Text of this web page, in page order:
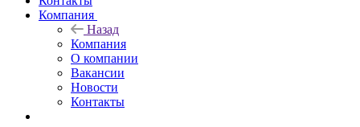
Компания
Назад
Компания
О компании
Вакансии
Новости
Контакты